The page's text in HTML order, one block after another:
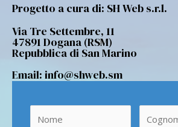
Progetto a cura di: SH Web s.r.l.
Via Tre Settembre, 11
47891 Dogana (RSM)
Repubblica di San Marino
Email: info@shweb.sm